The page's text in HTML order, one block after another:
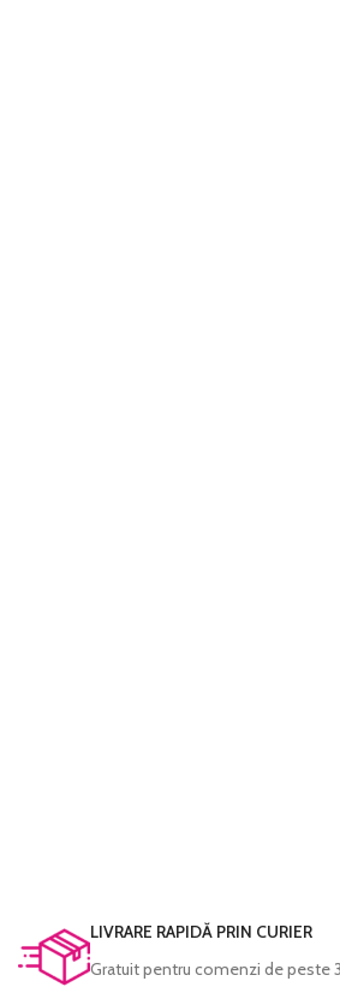
LIVRARE RAPIDĂ PRIN CURIER
Gratuit pentru comenzi de peste